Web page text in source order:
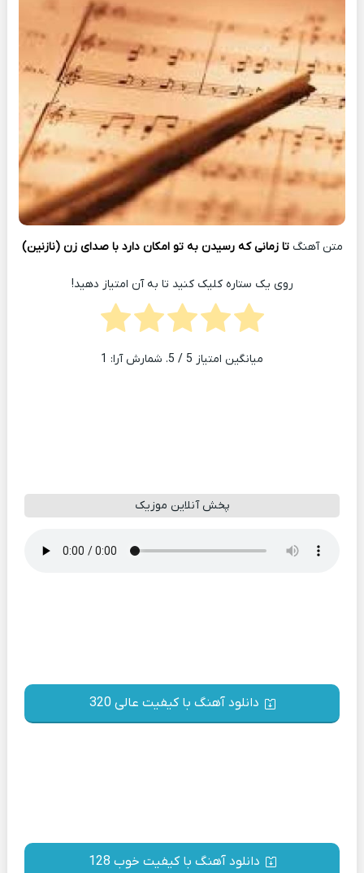
متن آهنگتا زمانی که رسیدن به تو امکان دارد با صدای زن (نازنین)
روی یک ستاره کلیک کنید تا به آن امتیاز دهید!
میانگین امتیاز 5 / 5. شمارش آرا: 1
پخش آنلاین موزیک
دانلود آهنگ با کیفیت عالی 320
دانلود آهنگ با کیفیت خوب 128